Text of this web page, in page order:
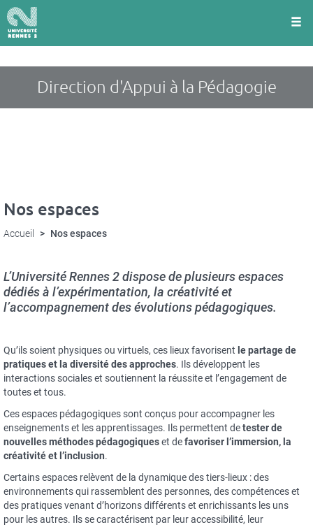
Panneau de gestion des cookies
Aller
au
contenu
Direction d'Appui à la Pédagogie
Nos espaces
Accueil Nos espaces
L’Université Rennes 2 dispose de plusieurs espaces
dédiés à l’expérimentation, la créativité et
l’accompagnement des évolutions pédagogiques.
Qu’ils soient physiques ou virtuels, ces lieux favorisent lepartage de
pratiques et la diversitédes approches. Ils développent les
interactions sociales et soutiennent la réussite et l’engagement de
toutes et tous.
Ces espaces pédagogiques sont conçus pour accompagner les
enseignements et les apprentissages. Ils permettent detester de
nouvelles méthodes pédagogiqueset defavoriser l’immersion, la
créativité et l’inclusion.
Certains espaces relèvent de la dynamique des tiers-lieux : des
environnements qui rassemblent des personnes, des compétences et
des pratiques venant d’horizons différents et enrichissants les uns
pour les autres. Ils se caractérisent par leur accessibilité, leur